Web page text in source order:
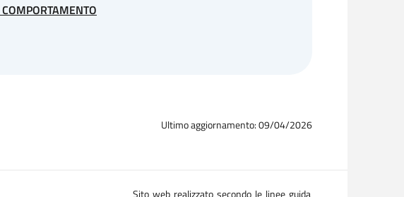
con dati detenuti da terzi, permettere di identificare gli utenti.
errore ecc...) ed altri parametri relativi al sistema operativo e
Ultimo aggiornamento: 09/04/2026